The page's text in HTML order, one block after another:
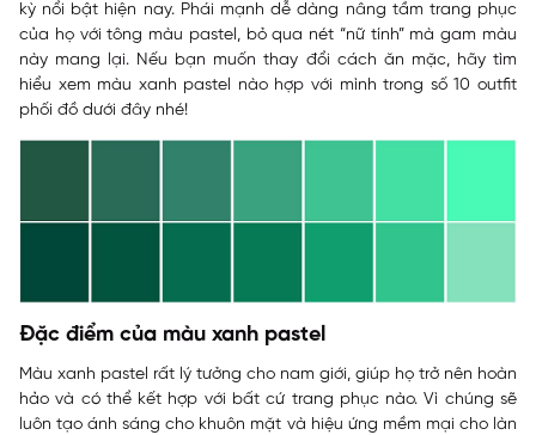
kỳ nổi bật hiện nay. Phái mạnh dễ dàng nâng tầm trang phục
của họ với tông màu pastel, bỏ qua nét “nữ tính” mà gam màu
này mang lại. Nếu bạn muốn thay đổi cách ăn mặc, hãy tìm
hiểu xem màu xanh pastel nào hợp với mình trong số 10 outfit
phối đồ dưới đây nhé!
Đặc điểm của màu xanh pastel
Màu xanh pastel rất lý tưởng cho nam giới, giúp họ trở nên hoàn
hảo và có thể kết hợp với bất cứ trang phục nào. Vì chúng sẽ
luôn tạo ánh sáng cho khuôn mặt và hiệu ứng mềm mại cho làn